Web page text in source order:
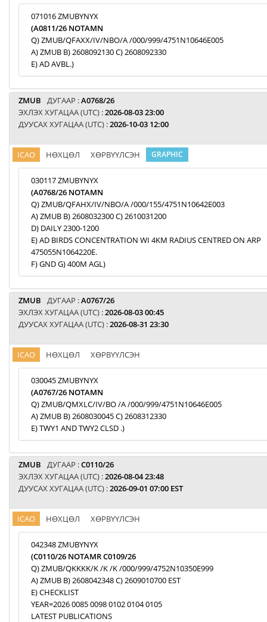
071016 ZMUBYNYX
(A0811/26 NOTAMN
Q) ZMUB/QFAXX/IV/NBO/A /000/999/4751N10646E005
A) ZMUB B) 2608092130 C) 2608092330
E) AD AVBL.)
ZMUB ДУГААР :A0768/26
ЭХЛЭХ ХУГАЦАА (UTC) :2026-08-03 23:00
ДУУСАХ ХУГАЦАА (UTC) :2026-10-03 12:00
ICAO НӨХЦӨЛ ХӨРВҮҮЛСЭН GRAPHIC
030117 ZMUBYNYX
(A0768/26 NOTAMN
Q) ZMUB/QFAHX/IV/NBO/A /000/155/4751N10642E003
A) ZMUB B) 2608032300 C) 2610031200
D) DAILY 2300-1200
E) AD BIRDS CONCENTRATION WI 4KM RADIUS CENTRED ON ARP
475055N1064220E.
F) GND G) 400M AGL)
ZMUB ДУГААР :A0767/26
ЭХЛЭХ ХУГАЦАА (UTC) :2026-08-03 00:45
ДУУСАХ ХУГАЦАА (UTC) :2026-08-31 23:30
ICAO НӨХЦӨЛ ХӨРВҮҮЛСЭН
030045 ZMUBYNYX
(A0767/26 NOTAMN
Q) ZMUB/QMXLC/IV/BO /A /000/999/4751N10646E005
A) ZMUB B) 2608030045 C) 2608312330
E) TWY1 AND TWY2 CLSD .)
ZMUB ДУГААР :C0110/26
ЭХЛЭХ ХУГАЦАА (UTC) :2026-08-04 23:48
ДУУСАХ ХУГАЦАА (UTC) :2026-09-01 07:00 EST
ICAO НӨХЦӨЛ ХӨРВҮҮЛСЭН
042348 ZMUBYNYX
(C0110/26 NOTAMR C0109/26
Q) ZMUB/QKKKK/K /K /K /000/999/4752N10350E999
A) ZMUB B) 2608042348 C) 2609010700 EST
E) CHECKLIST
YEAR=2026 0085 0098 0102 0104 0105
LATEST PUBLICATIONS